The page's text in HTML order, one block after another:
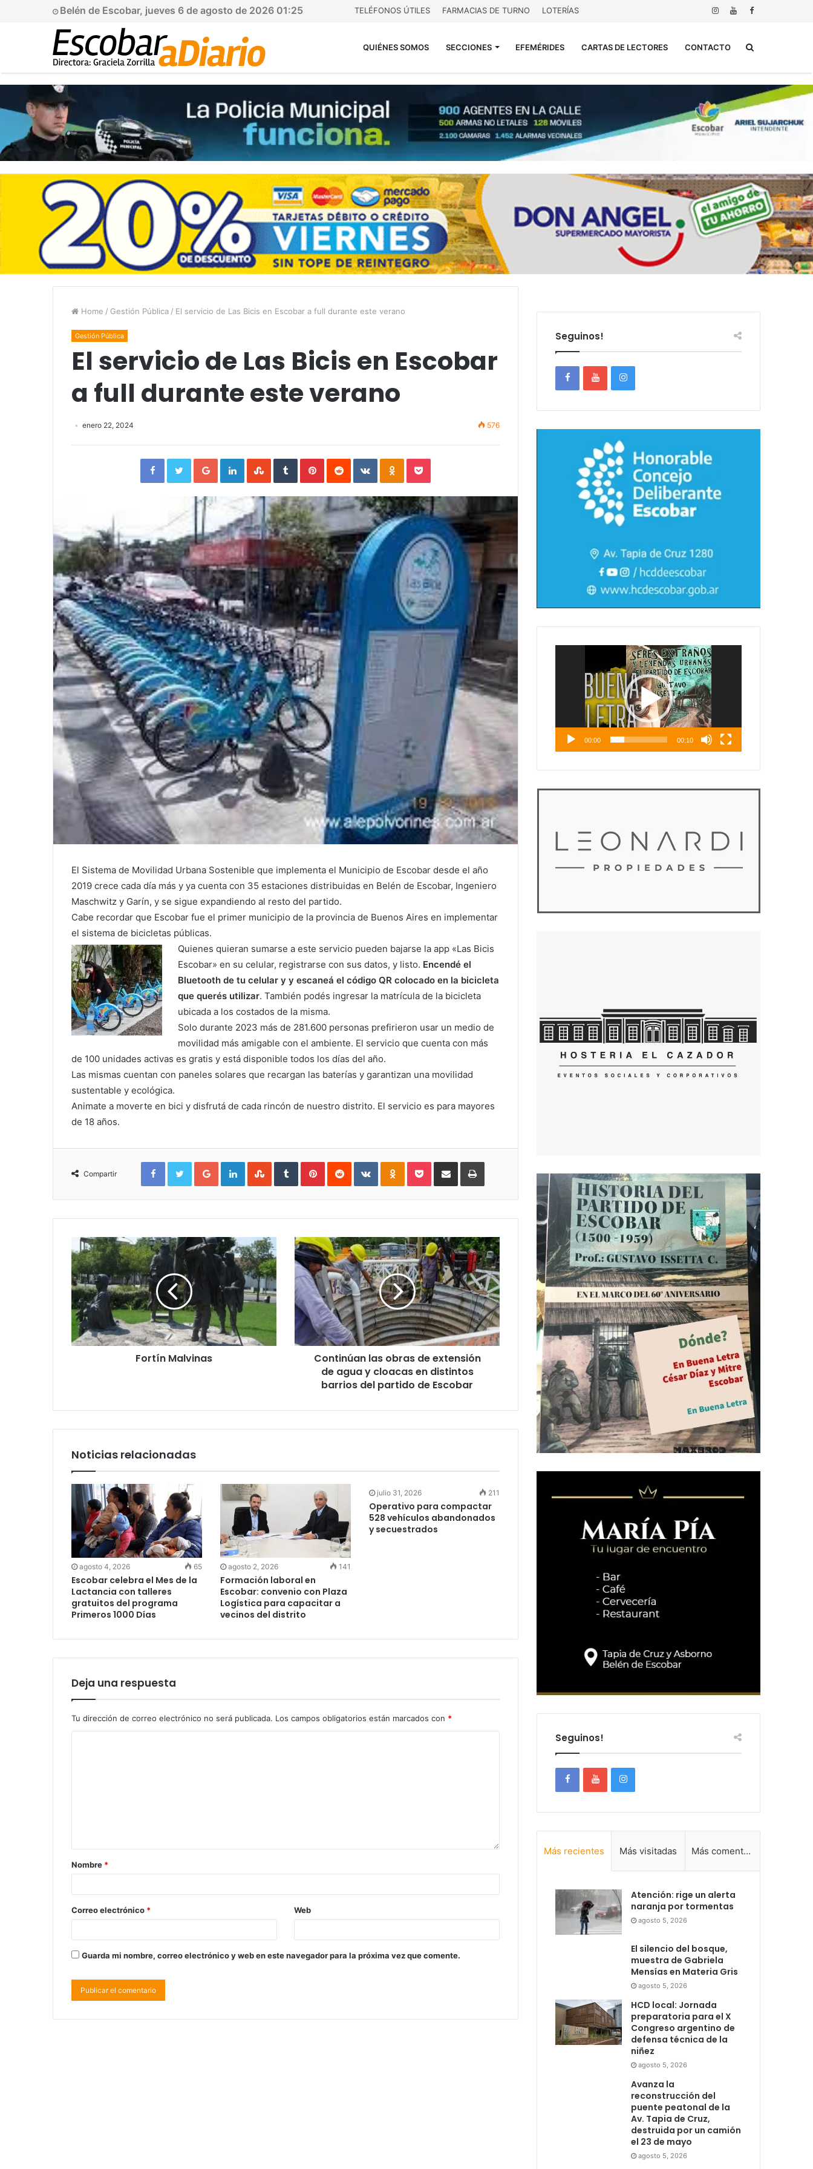
Belén de Escobar, jueves 6 de agosto de 2026 01:25 TELÉFONOS ÚTILES FARMACIAS DE TURNO LOTERÍAS
QUIÉNES SOMOS SECCIONES EFEMÉRIDES CARTAS DE LECTORES CONTACTO
Home / Gestión Pública / El servicio de Las Bicis en Escobar a full durante este verano
Gestión Pública
El servicio de Las Bicis en Escobar
a full durante este verano
enero 22, 2024 576
FacebookTwitterGoogle+LinkedInStumbleUpon
TumblrPinterestReddit VKontakteOdnoklassniki
Pocket
El Sistema de Movilidad Urbana Sostenible que implementa el Municipio de Escobar desde el año
2019 crece cada día más y ya cuenta con 35 estaciones distribuidas en Belén de Escobar, Ingeniero
Maschwitz y Garín, y se sigue expandiendo al resto del partido.
Cabe recordar que Escobar fue el primer municipio de la provincia de Buenos Aires en implementar
el sistema de bicicletas públicas.
Quienes quieran sumarse a este servicio pueden bajarse la app «Las Bicis
Escobar» en su celular, registrarse con sus datos, y listo. Encendé el
Bluetooth de tu celular y y escaneá el código QR colocado en la bicicleta
que querés utilizar. También podés ingresar la matrícula de la bicicleta
ubicada a los costados de la misma.
Solo durante 2023 más de 281.600 personas prefirieron usar un medio de
movilidad más amigable con el ambiente. El servicio que cuenta con más
de 100 unidades activas es gratis y está disponible todos los días del año.
Las mismas cuentan con paneles solares que recargan las baterías y garantizan una movilidad
sustentable y ecológica.
Animate a moverte en bici y disfrutá de cada rincón de nuestro distrito. El servicio es para mayores
de 18 años.
Compartir
FacebookTwitterGoogle+LinkedInStumbleUpon
TumblrPinterestReddit VKontakteOdnoklassniki
PocketCompartir
mail
Imprimir
Fortín Malvinas
Continúan las obras de extensión
de agua y cloacas en distintos
barrios del partido de Escobar
Noticias relacionadas
agosto 4, 2026 65
Escobar celebra el Mes de la
Lactancia con talleres
gratuitos del programa
Primeros 1000 Días
agosto 2, 2026 141
Formación laboral en
Escobar: convenio con Plaza
Logística para capacitar a
vecinos del distrito
julio 31, 2026 211
Operativo para compactar
528 vehículos abandonados
y secuestrados
Deja una respuesta
Tu dirección de correo electrónico no será publicada. Los campos obligatorios están marcados con *
Nombre *
Correo electrónico * Web
Guarda mi nombre, correo electrónico y web en este navegador para la próxima vez que comente.
Seguinos!
00:00 00:10
Seguinos!
Más recientes Más visitadas Más comentadas
Atención: rige un alerta
naranja por tormentas
agosto 5, 2026
El silencio del bosque,
muestra de Gabriela
Mensías en Materia Gris
agosto 5, 2026
HCD local: Jornada
preparatoria para el X
Congreso argentino de
defensa técnica de la
niñez
agosto 5, 2026
Avanza la
reconstrucción del
puente peatonal de la
Av. Tapia de Cruz,
destruida por un camión
el 23 de mayo
agosto 5, 2026